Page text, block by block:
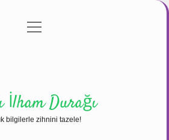
Gizlilik Politikası
menüyü
İlham Durağı
bilgilerle zihnini tazele!